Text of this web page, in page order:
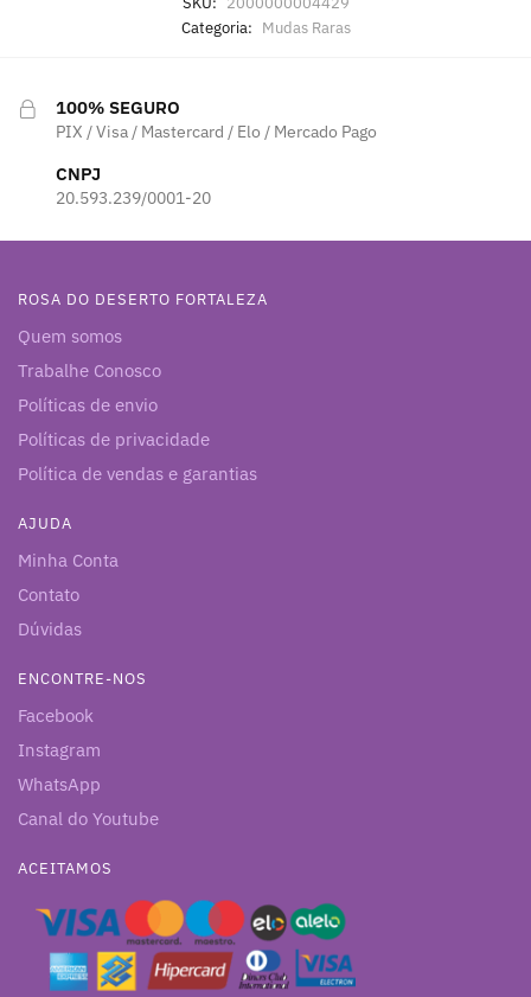
Categoria: Mudas Raras
100% SEGURO
PIX / Visa / Mastercard / Elo / Mercado Pago
CNPJ
20.593.239/0001-20
ROSA DO DESERTO FORTALEZA
Quem somos
Trabalhe Conosco
Políticas de envio
Políticas de privacidade
Política de vendas e garantias
AJUDA
Minha Conta
Contato
Dúvidas
ENCONTRE-NOS
Facebook
Instagram
WhatsApp
Canal do Youtube
ACEITAMOS